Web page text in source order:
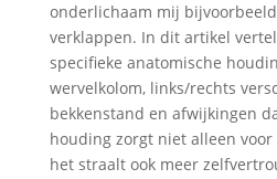
onderlichaam mij
verklappen. In dit artikel
specifieke anatomische
wervelkolom, links/rechts
bekkenstand en afwijkingen
houding zorgt niet alleen
het straalt ook meer